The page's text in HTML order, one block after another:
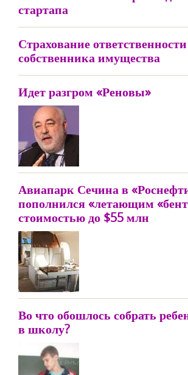
стартапа
Страхование ответственности
собственника имущества
Идет разгром «Реновы»
Авиапарк Сечина в
пополнился «летающим
стоимостью до $55 млн
Во что обошлось собрать
в школу?